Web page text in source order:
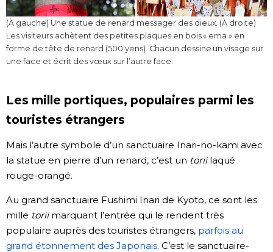
(À gauche) Une statue de renard messager des dieux. (À droite)
Les visiteurs achètent des petites plaques en bois « ema » en
forme de tête de renard (500 yens). Chacun dessine un visage sur
une face et écrit des vœux sur l’autre face.
Les mille portiques, populaires parmi les
touristes étrangers
Mais l’autre symbole d’un sanctuaire Inari-no-kami avec
la statue en pierre d’un renard, c’est un toriilaqué
rouge-orangé.
Au grand sanctuaire Fushimi Inari de Kyoto, ce sont les
mille toriimarquant l’entrée qui le rendent très
populaire auprès des touristes étrangers, parfois au
grand étonnement des Japonais. C’est le sanctuaire-